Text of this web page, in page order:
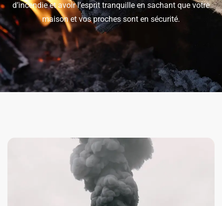
d’incendie et avoir l’esprit tranquille en sachant que votre
maison et vos proches sont en sécurité.